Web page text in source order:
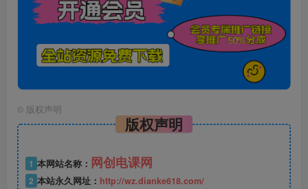
© 版权声明
版权声明
1 本网站名称： 网创电课网
2 本站永久网址： http://wz.dianke618.com/